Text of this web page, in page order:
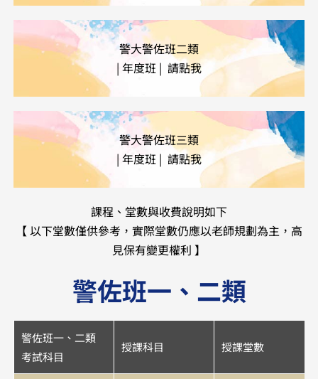
警大警佐班二類
| 年度班 | 請點我
警大警佐班三類
| 年度班 | 請點我
課程、堂數與收費說明如下
【 以下堂數僅供參考，實際堂數仍應以老師規劃為主，高
見保有變更權利 】
警佐班一、二類
警佐班一、二類
考試科目
授課科目 授課堂數